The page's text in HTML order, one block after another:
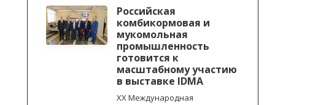
Российская
комбикормовая и
мукомольная
промышленность
готовится к
масштабному участию
в выставке IDMA
XX Международная